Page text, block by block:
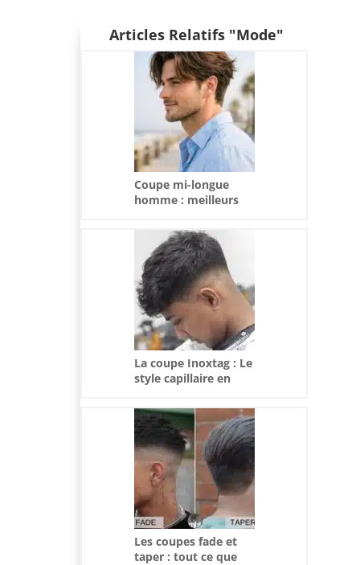
Articles Relatifs "Mode"
Coupe mi-longue
homme : meilleurs
tendance
La coupe Inoxtag : Le
style capillaire en
Les coupes fade et
taper : tout ce que